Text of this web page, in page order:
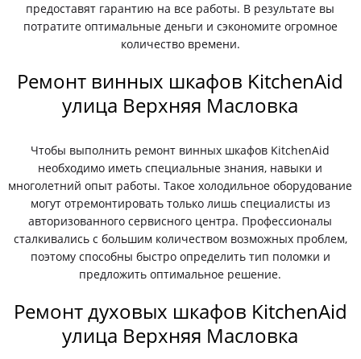
предоставят гарантию на все работы. В результате вы
потратите оптимальные деньги и сэкономите огромное
количество времени.
Ремонт винных шкафов KitchenAid
улица Верхняя Масловка
Чтобы выполнить ремонт винных шкафов KitchenAid
необходимо иметь специальные знания, навыки и
многолетний опыт работы. Такое холодильное оборудование
могут отремонтировать только лишь специалисты из
авторизованного сервисного центра. Профессионалы
сталкивались с большим количеством возможных проблем,
поэтому способны быстро определить тип поломки и
предложить оптимальное решение.
Ремонт духовых шкафов KitchenAid
улица Верхняя Масловка